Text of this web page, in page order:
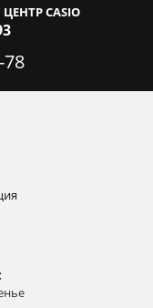
CASIO
78